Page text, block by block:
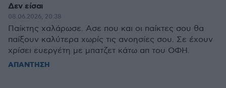
Δεν είσαι
08.06.2026, 20:38
Παίκτης χαλάρωσε. Ασε που και οι παίκτες σου θα
παίξουν καλύτερα χωρίς τις ανοησίες σου. Σε έχουν
χρίσει ευεργέτη με μπατζετ κάτω απ του ΟΦΗ.
ΑΠΑΝΤΗΣΗ